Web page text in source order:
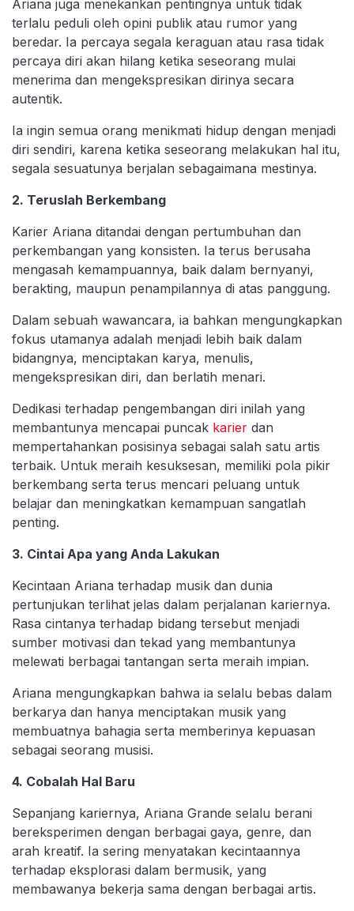
Ariana juga menekankan pentingnya untuk tidak
terlalu peduli oleh opini publik atau rumor yang
beredar. Ia percaya segala keraguan atau rasa tidak
percaya diri akan hilang ketika seseorang mulai
menerima dan mengekspresikan dirinya secara
autentik.
Ia ingin semua orang menikmati hidup dengan menjadi
diri sendiri, karena ketika seseorang melakukan hal itu,
segala sesuatunya berjalan sebagaimana mestinya.
2. Teruslah Berkembang
Karier Ariana ditandai dengan pertumbuhan dan
perkembangan yang konsisten. Ia terus berusaha
mengasah kemampuannya, baik dalam bernyanyi,
berakting, maupun penampilannya di atas panggung.
Dalam sebuah wawancara, ia bahkan mengungkapkan
fokus utamanya adalah menjadi lebih baik dalam
bidangnya, menciptakan karya, menulis,
mengekspresikan diri, dan berlatih menari.
Dedikasi terhadap pengembangan diri inilah yang
membantunya mencapai puncak karier dan
mempertahankan posisinya sebagai salah satu artis
terbaik. Untuk meraih kesuksesan, memiliki pola pikir
berkembang serta terus mencari peluang untuk
belajar dan meningkatkan kemampuan sangatlah
penting.
3. Cintai Apa yang Anda Lakukan
Kecintaan Ariana terhadap musik dan dunia
pertunjukan terlihat jelas dalam perjalanan kariernya.
Rasa cintanya terhadap bidang tersebut menjadi
sumber motivasi dan tekad yang membantunya
melewati berbagai tantangan serta meraih impian.
Ariana mengungkapkan bahwa ia selalu bebas dalam
berkarya dan hanya menciptakan musik yang
membuatnya bahagia serta memberinya kepuasan
sebagai seorang musisi.
4. Cobalah Hal Baru
Sepanjang kariernya, Ariana Grande selalu berani
bereksperimen dengan berbagai gaya, genre, dan
arah kreatif. Ia sering menyatakan kecintaannya
terhadap eksplorasi dalam bermusik, yang
membawanya bekerja sama dengan berbagai artis.